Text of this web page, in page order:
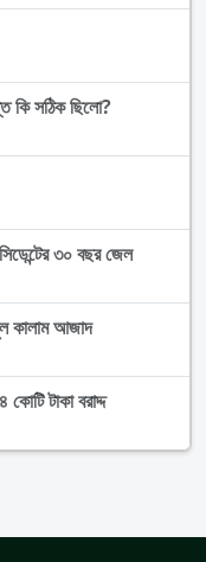
কি সঠিক ছিলো?
৩০ বছর জেল
কালাম আজাদ
টাকা বরাদ্দ